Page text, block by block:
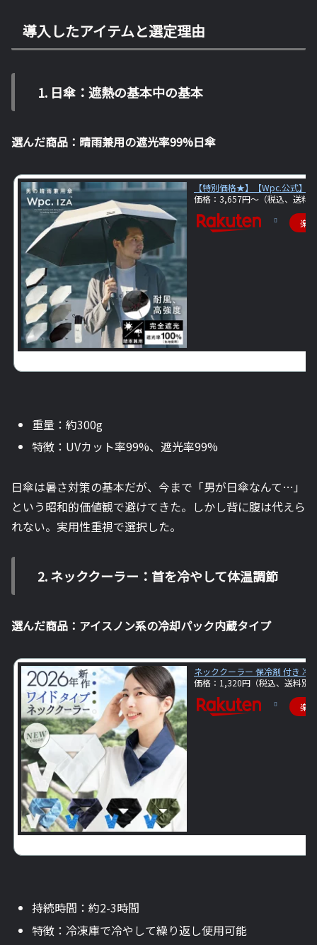
導入したアイテムと選定理由
1. 日傘：遮熱の基本中の基本
選んだ商品：晴雨兼用の遮光率99%日傘
【特別価格★】【Wpc.公式】
価格：3,657円～（税込、送料
楽
重量：約300g
特徴：UVカット率99%、遮光率99%
日傘は暑さ対策の基本だが、今まで「男が日傘なんて…」
という昭和的価値観で避けてきた。しかし背に腹は代えら
れない。実用性重視で選択した。
2. ネッククーラー：首を冷やして体温調節
選んだ商品：アイスノン系の冷却パック内蔵タイプ
ネッククーラー 保冷剤 付き 冷
価格：1,320円（税込、送料別)
楽
持続時間：約2-3時間
特徴：冷凍庫で冷やして繰り返し使用可能